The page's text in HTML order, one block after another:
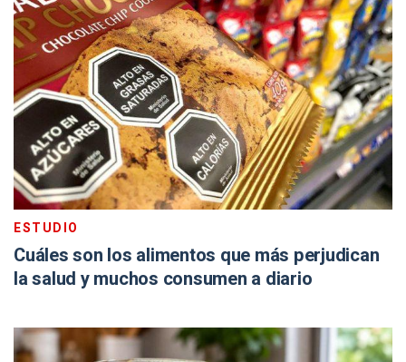
ESTUDIO
Cuáles son los alimentos que más perjudican
la salud y muchos consumen a diario